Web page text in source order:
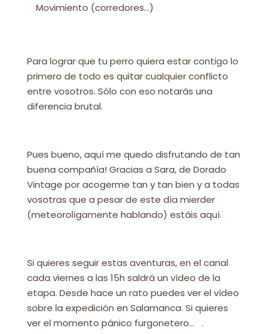
Movimiento (corredores…)
Para lograr que tu perro quiera estar contigo lo
primero de todo es quitar cualquier conflicto
entre vosotros. Sólo con eso notarás una
diferencia brutal.
Pues bueno, aquí me quedo disfrutando de tan
buena compañía! Gracias a Sara, de Dorado
Vintage por acogerme tan y tan bien y a todas
vosotras que a pesar de este día mierder
(meteorolígamente hablando) estáis aquí.
Si quieres seguir estas aventuras, en el canal
cada viernes a las 15h saldrá un vídeo de la
etapa. Desde hace un rato puedes ver el vídeo
sobre la expedición en Salamanca. Si quieres
ver el momento pánico furgonetero… .